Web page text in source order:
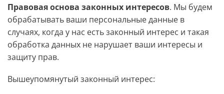
Правовая основа законных интересов. Мы будем
обрабатывать ваши персональные данные в
случаях, когда у нас есть законный интерес и такая
обработка данных не нарушает ваши интересы и
защиту прав.
Вышеупомянутый законный интерес: